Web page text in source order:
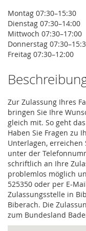
Montag 07:30–15:30
Dienstag 07:30–14:00
Mittwoch 07:30–17:00
Donnerstag
Freitag 07:30–12:00
Zur Zulassung Ihres
bringen Sie Ihre
gleich mit. So geht
Haben Sie Fragen zu
Unterlagen, erreichen
unter der
schriftlich an Ihre
problemlos möglich
525350 oder per E-
Zulassungsstelle in
Biberach. Die
zum Bundesland